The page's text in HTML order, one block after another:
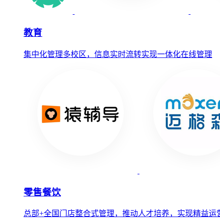
教育
集中化管理多校区，信息实时流转实现一体化在线管理
零售餐饮
总部+全国门店整合式管理，推动人才培养，实现精益运